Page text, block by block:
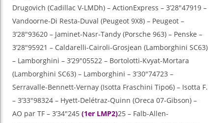
Drugovich (Cadillac V-LMDh) – ActionExpress – 3’28″47919 –
Vandoorne-Di Resta-Duval (Peugeot 9X8) – Peugeot –
3’28″93620 – Jaminet-Nasr-Tandy (Porsche 963) – Penske –
3’28″95921 – Caldarelli-Cairoli-Grosjean (Lamborghini SC63)
– Lamborghini – 3’29″05522 – Bortolotti-Kvyat-Mortara
(Lamborghini SC63) – Lamborghini – 3’30″74723 –
Serravalle-Bennett-Vernay (Isotta Fraschini Tipo6) – Isotta F.
– 3’33″98324 – Hyett-Delétraz-Quinn (Oreca 07-Gibson) –
AO par TF – 3’34″245 (1er LMP2)25 – Falb-Allen-